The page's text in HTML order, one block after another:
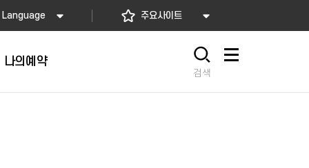
Language 주요사이트
나의예약
검색
사이트맵